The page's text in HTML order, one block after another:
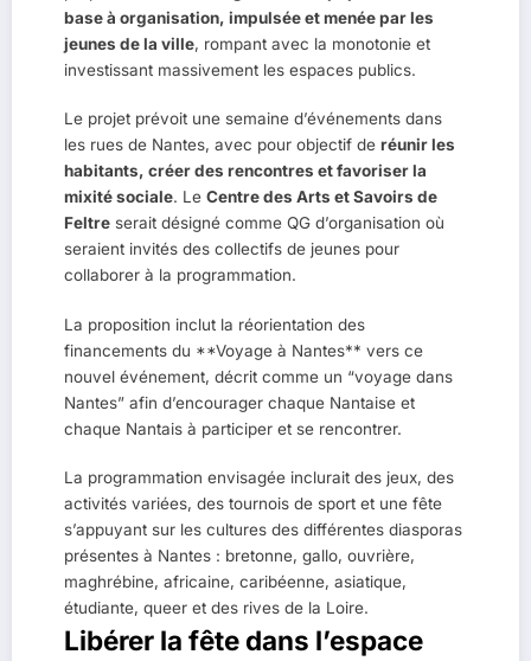
base à organisation, impulsée et menée par les
jeunes de la ville, rompant avec la monotonie et
investissant massivement les espaces publics.
Le projet prévoit une semaine d’événements dans
les rues de Nantes, avec pour objectif de réunir les
habitants, créer des rencontres et favoriser la
mixité sociale. Le Centre des Arts et Savoirs de
Feltre serait désigné comme QG d’organisation où
seraient invités des collectifs de jeunes pour
collaborer à la programmation.
La proposition inclut la réorientation des
financements du **Voyage à Nantes** vers ce
nouvel événement, décrit comme un “voyage dans
Nantes” afin d’encourager chaque Nantaise et
chaque Nantais à participer et se rencontrer.
La programmation envisagée inclurait des jeux, des
activités variées, des tournois de sport et une fête
s’appuyant sur les cultures des différentes diasporas
présentes à Nantes : bretonne, gallo, ouvrière,
maghrébine, africaine, caribéenne, asiatique,
étudiante, queer et des rives de la Loire.
Libérer la fête dans l’espace